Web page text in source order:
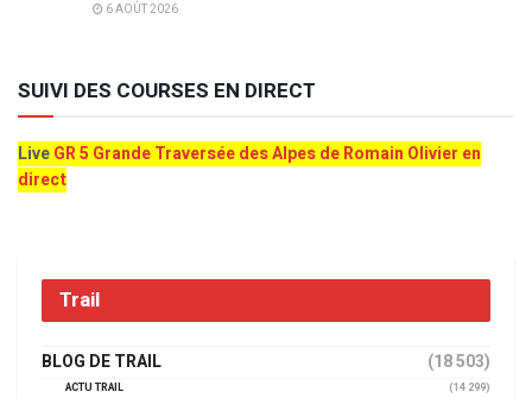
6 AOÛT 2026
SUIVI DES COURSES EN DIRECT
LiveGR 5 Grande Traversée des Alpes de Romain Olivier en
direct
Trail
BLOG DE TRAIL (18 503)
ACTU TRAIL
(14 299)